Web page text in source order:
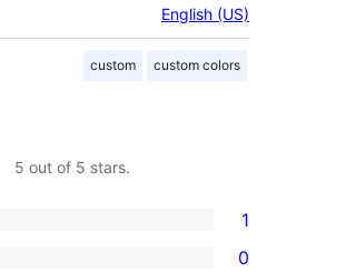
English (US)
custom custom colors
5 out of 5 stars.
1
0